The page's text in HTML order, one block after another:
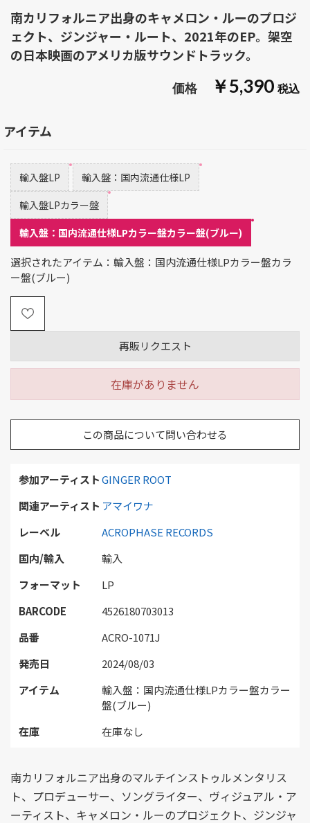
￥5,390
参加アーティストGINGER ROOT
関連アーティスト アマイワナ
レーベル
ACROPHASE RECORDS
国内/輸入
輸入
フォーマット
LP
BARCODE
4526180703013
品番
ACRO-1071J
発売日
2024/08/03
アイテム
輸入盤：国内流通仕様LPカラー盤カラー
盤(ブルー)
在庫
在庫なし
アイテム
輸入盤LP
輸入盤：国内流通仕様LP
輸入盤LPカラー盤
輸入盤：国内流通仕様LPカラー盤カラー盤(ブルー)
選択されたアイテム：輸入盤：国内流通仕様LPカラー盤カラ
ー盤(ブルー)
再販リクエスト
在庫がありません
この商品について問い合わせる
南カリフォルニア出身のマルチインストゥルメンタリス
ト、プロデューサー、ソングライター、ヴィジュアル・ア
ーティスト、キャメロン・ルーのプロジェクト、ジンジャ
南カリフォルニア出身のキャメロン・ルーのプロジ
ェクト、ジンジャー・ルート、2021年のEP。架空
の日本映画のアメリカ版サウンドトラック。